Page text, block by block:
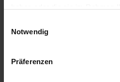
Notwendig
Präferenzen
Verschleißfeste Gaze